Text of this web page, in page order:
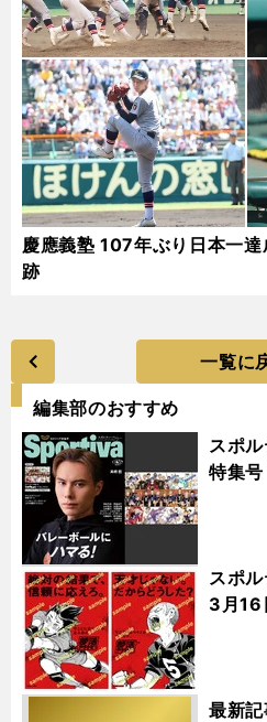
慶應義塾 107年ぶり日本一
跡
一覧に
編集部のおすすめ
スポ
特集
スポ
3月16
最新